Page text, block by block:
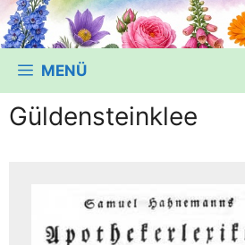
MENÜ
Güldensteinklee